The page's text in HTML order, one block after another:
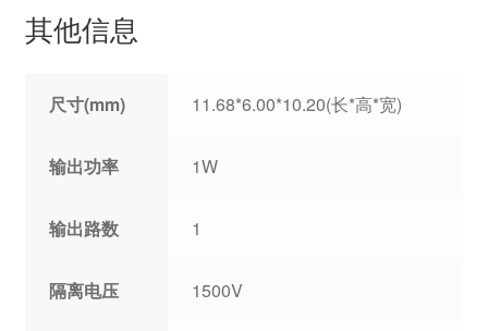
其他信息
尺寸(mm) 11.68*6.00*10.20(长*高*宽)
输出功率 1W
输出路数 1
隔离电压 1500V